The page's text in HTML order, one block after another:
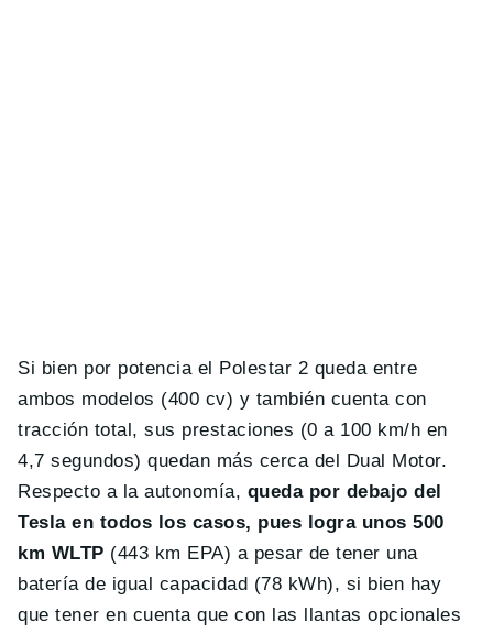
Si bien por potencia el Polestar 2 queda entre
ambos modelos (400 cv) y también cuenta con
tracción total, sus prestaciones (0 a 100 km/h en
4,7 segundos) quedan más cerca del Dual Motor.
Respecto a la autonomía, queda por debajo del
Tesla en todos los casos, pues logra unos 500
km WLTP (443 km EPA) a pesar de tener una
batería de igual capacidad (78 kWh), si bien hay
que tener en cuenta que con las llantas opcionales